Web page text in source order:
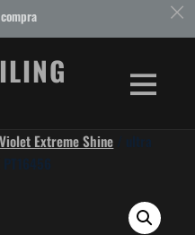
c
Extreme Shine